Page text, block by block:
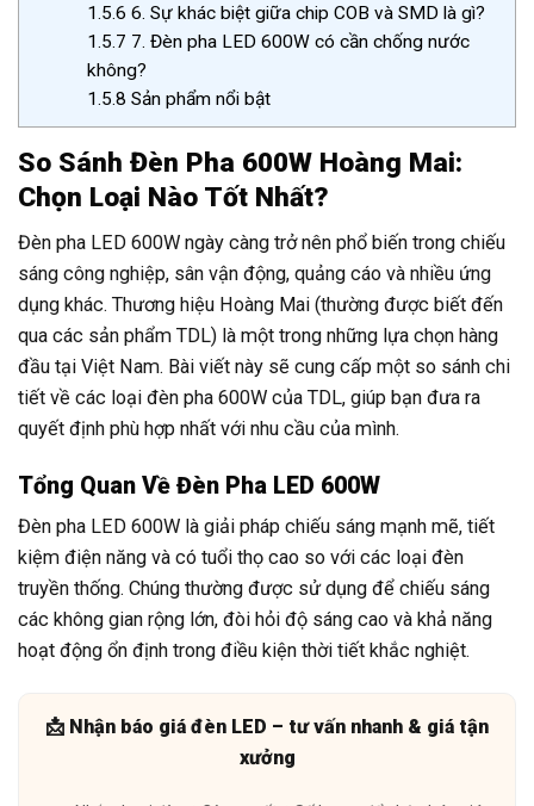
1.5.6 6. Sự khác biệt giữa chip COB và SMD là gì?
1.5.7 7. Đèn pha LED 600W có cần chống nước
không?
1.5.8 Sản phẩm nổi bật
So Sánh Đèn Pha 600W Hoàng Mai:
Chọn Loại Nào Tốt Nhất?
Đèn pha LED 600W ngày càng trở nên phổ biến trong chiếu
sáng công nghiệp, sân vận động, quảng cáo và nhiều ứng
dụng khác. Thương hiệu Hoàng Mai (thường được biết đến
qua các sản phẩm TDL) là một trong những lựa chọn hàng
đầu tại Việt Nam. Bài viết này sẽ cung cấp một so sánh chi
tiết về các loại đèn pha 600W của TDL, giúp bạn đưa ra
quyết định phù hợp nhất với nhu cầu của mình.
Tổng Quan Về Đèn Pha LED 600W
Đèn pha LED 600W là giải pháp chiếu sáng mạnh mẽ, tiết
kiệm điện năng và có tuổi thọ cao so với các loại đèn
truyền thống. Chúng thường được sử dụng để chiếu sáng
các không gian rộng lớn, đòi hỏi độ sáng cao và khả năng
hoạt động ổn định trong điều kiện thời tiết khắc nghiệt.
📩 Nhận báo giá đèn LED – tư vấn nhanh & giá tận
xưởng